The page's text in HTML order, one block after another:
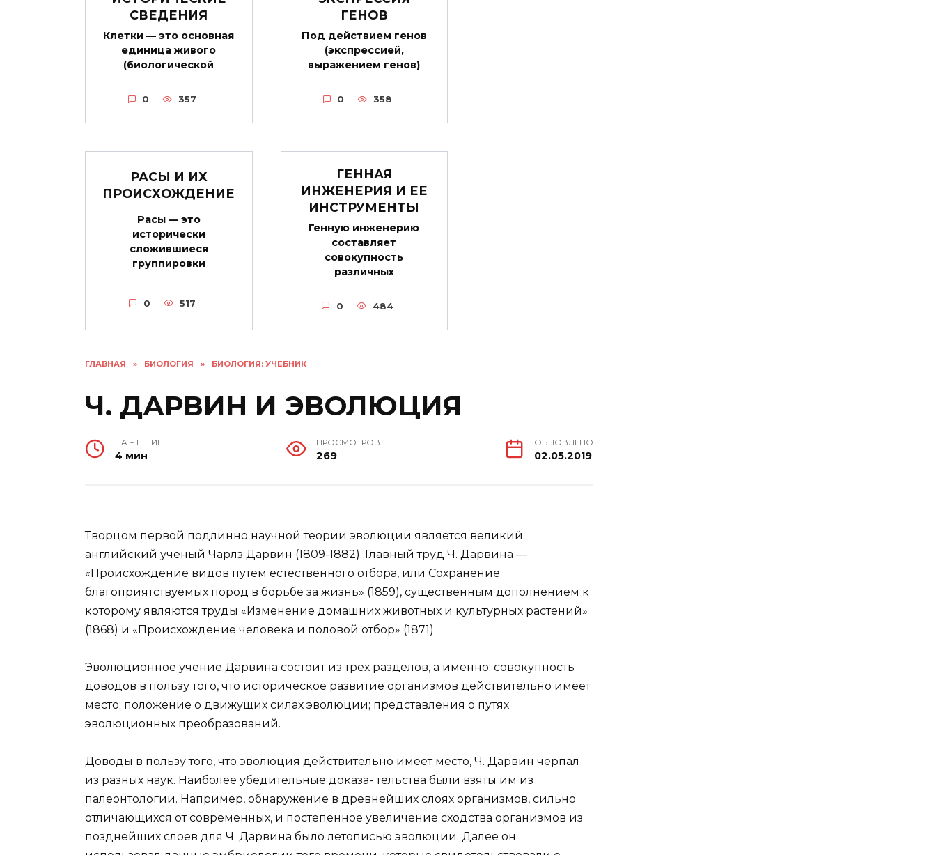
ГЛАВНАЯ » БИОЛОГИЯ » БИОЛОГИЯ: УЧЕБНИК
Ч. ДАРВИН И ЭВОЛЮЦИЯ
НА ЧТЕНИЕ
4 мин
ПРОСМОТРОВ
269
ОБНОВЛЕНО
02.05.2019
Творцом первой подлинно научной теории эволюции является великий
английский ученый Чарлз Дарвин (1809-1882). Главный труд Ч. Дарвина —
«Происхождение видов путем естественного отбора, или Сохранение
благоприятствуемых пород в борьбе за жизнь» (1859), существенным дополнением к
которому являются труды «Изменение домашних животных и культурных растений»
(1868) и «Происхождение человека и половой отбор» (1871).
Эволюционное учение Дарвина состоит из трех разделов, а именно: совокупность
доводов в пользу того, что историческое развитие организмов действительно имеет
место; положение о движущих силах эволюции; представления о путях
эволюционных преобразований.
Доводы в пользу того, что эволюция действительно имеет место, Ч. Дарвин черпал
из разных наук. Наиболее убедительные доказа- тельства были взяты им из
палеонтологии. Например, обнаружение в древнейших слоях организмов, сильно
отличающихся от современных, и постепенное увеличение сходства организмов из
позднейших слоев для Ч. Дарвина было летописью эволюции. Далее он
СВЕДЕНИЯ
Клетки — это основная
единица живого
(биологической
0 357
ГЕНОВ
Под действием генов
(экспрессией,
выражением генов)
0 358
РАСЫ И ИХ
ПРОИСХОЖДЕНИЕ
Расы — это
исторически
сложившиеся
группировки
0 517
ГЕННАЯ
ИНЖЕНЕРИЯ И ЕЕ
ИНСТРУМЕНТЫ
Генную инженерию
составляет
совокупность
различных
0 484